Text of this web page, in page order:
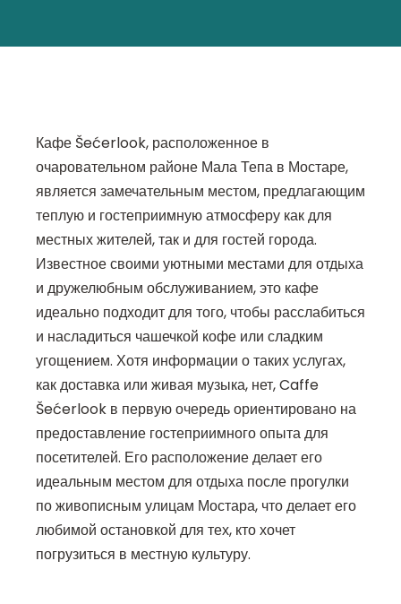
Кафе Šećerlook, расположенное в
очаровательном районе Мала Тепа в Мостаре,
является замечательным местом, предлагающим
теплую и гостеприимную атмосферу как для
местных жителей, так и для гостей города.
Известное своими уютными местами для отдыха
и дружелюбным обслуживанием, это кафе
идеально подходит для того, чтобы расслабиться
и насладиться чашечкой кофе или сладким
угощением. Хотя информации о таких услугах,
как доставка или живая музыка, нет, Caffe
Šećerlook в первую очередь ориентировано на
предоставление гостеприимного опыта для
посетителей. Его расположение делает его
идеальным местом для отдыха после прогулки
по живописным улицам Мостара, что делает его
любимой остановкой для тех, кто хочет
погрузиться в местную культуру.